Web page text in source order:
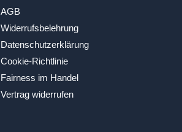
AGB
Widerrufsbelehrung
Datenschutzerklärung
Cookie-Richtlinie
Fairness im Handel
Vertrag widerrufen